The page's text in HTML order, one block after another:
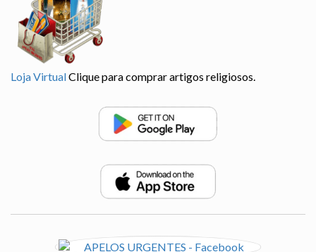
Loja VirtualClique para comprar artigos religiosos.